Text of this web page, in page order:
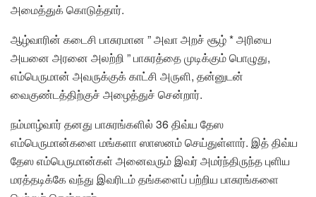
அமைத்துக் கொடுத்தார்.
ஆழ்வாரின் கடைசி பாசுரமான ” அவா அறச் சூழ் * அரியை
அயனை அரனை அலற்றி ” பாசுரத்தை முடிக்கும் பொழுது,
எம்பெருமான் அவருக்குக் காட்சி அருளி, தன்னுடன்
வைகுண்டத்திற்குச் அழைத்துச் சென்றார்.
நம்மாழ்வார் தனது பாசுரங்களில் 36 திவ்ய தேஸ
எம்பெருமான்களை மங்களா ஸாஸனம் செய்துள்ளார். இத் திவ்ய
தேஸ எம்பெருமான்கள் அனைவரும் இவர் அமர்ந்திருந்த புளிய
மரத்தடிக்கே வந்து இவரிடம் தங்களைப் பற்றிய பாசுரங்களை